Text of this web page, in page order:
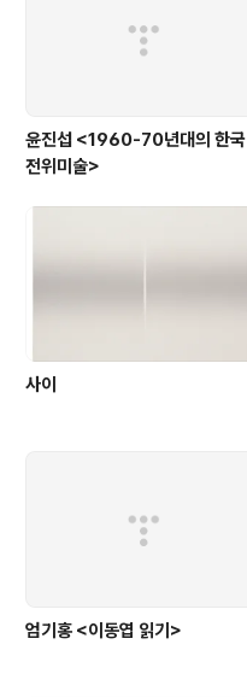
윤진섭 <1960-70년대의 한국
전위미술>
사이
엄기홍 <이동엽 읽기>